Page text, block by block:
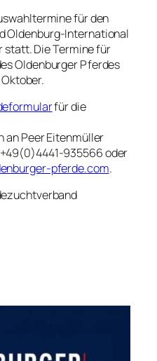
für den
Oldenburg-International
statt. Die Termine für
Oldenburger Pferdes
Oktober.
für die
an Peer Eitenmüller
935566 oder
pferde.com.